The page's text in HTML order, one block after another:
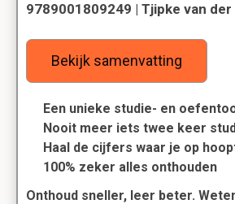
9789001809249 | Tjipke van der
Bekijk samenvatting
Een unieke studie- en
Nooit meer iets twee keer
Haal de cijfers waar je op
100% zeker alles onthouden
Onthoud sneller, leer beter.